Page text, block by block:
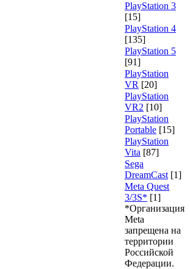
PlayStation 3
[15]
PlayStation 4
[135]
PlayStation 5
[91]
PlayStation
VR [20]
PlayStation
VR2 [10]
PlayStation
Portable [15]
PlayStation
Vita [87]
Sega
DreamCast [1]
Meta Quest
3/3S* [1]
*Организация
Meta
запрещена на
территории
Российской
Федерации.